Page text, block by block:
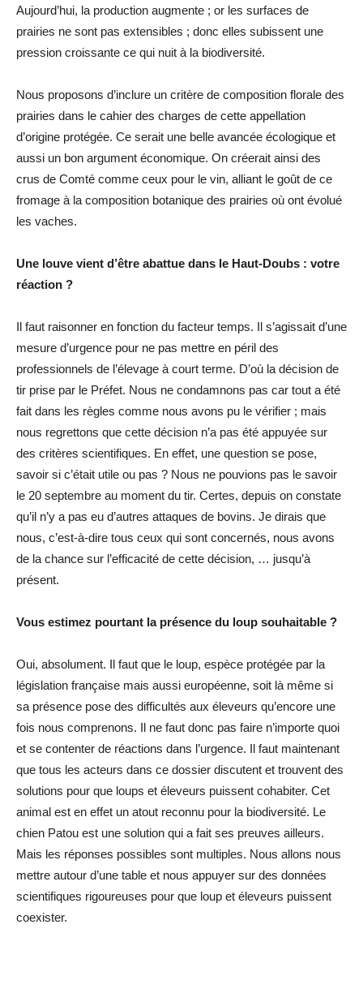
Aujourd’hui, la production augmente ; or les surfaces de
prairies ne sont pas extensibles ; donc elles subissent une
pression croissante ce qui nuit à la biodiversité.
Nous proposons d’inclure un critère de composition florale des
prairies dans le cahier des charges de cette appellation
d’origine protégée. Ce serait une belle avancée écologique et
aussi un bon argument économique. On créerait ainsi des
crus de Comté comme ceux pour le vin, alliant le goût de ce
fromage à la composition botanique des prairies où ont évolué
les vaches.
Une louve vient d’être abattue dans le Haut-Doubs : votre
réaction ?
Il faut raisonner en fonction du facteur temps. Il s’agissait d’une
mesure d’urgence pour ne pas mettre en péril des
professionnels de l’élevage à court terme. D’où la décision de
tir prise par le Préfet. Nous ne condamnons pas car tout a été
fait dans les règles comme nous avons pu le vérifier ; mais
nous regrettons que cette décision n’a pas été appuyée sur
des critères scientifiques. En effet, une question se pose,
savoir si c’était utile ou pas ? Nous ne pouvions pas le savoir
le 20 septembre au moment du tir. Certes, depuis on constate
qu’il n’y a pas eu d’autres attaques de bovins. Je dirais que
nous, c’est-à-dire tous ceux qui sont concernés, nous avons
de la chance sur l’efficacité de cette décision, … jusqu’à
présent.
Vous estimez pourtant la présence du loup souhaitable ?
Oui, absolument. Il faut que le loup, espèce protégée par la
législation française mais aussi européenne, soit là même si
sa présence pose des difficultés aux éleveurs qu’encore une
fois nous comprenons. Il ne faut donc pas faire n’importe quoi
et se contenter de réactions dans l’urgence. Il faut maintenant
que tous les acteurs dans ce dossier discutent et trouvent des
solutions pour que loups et éleveurs puissent cohabiter. Cet
animal est en effet un atout reconnu pour la biodiversité. Le
chien Patou est une solution qui a fait ses preuves ailleurs.
Mais les réponses possibles sont multiples. Nous allons nous
mettre autour d’une table et nous appuyer sur des données
scientifiques rigoureuses pour que loup et éleveurs puissent
coexister.